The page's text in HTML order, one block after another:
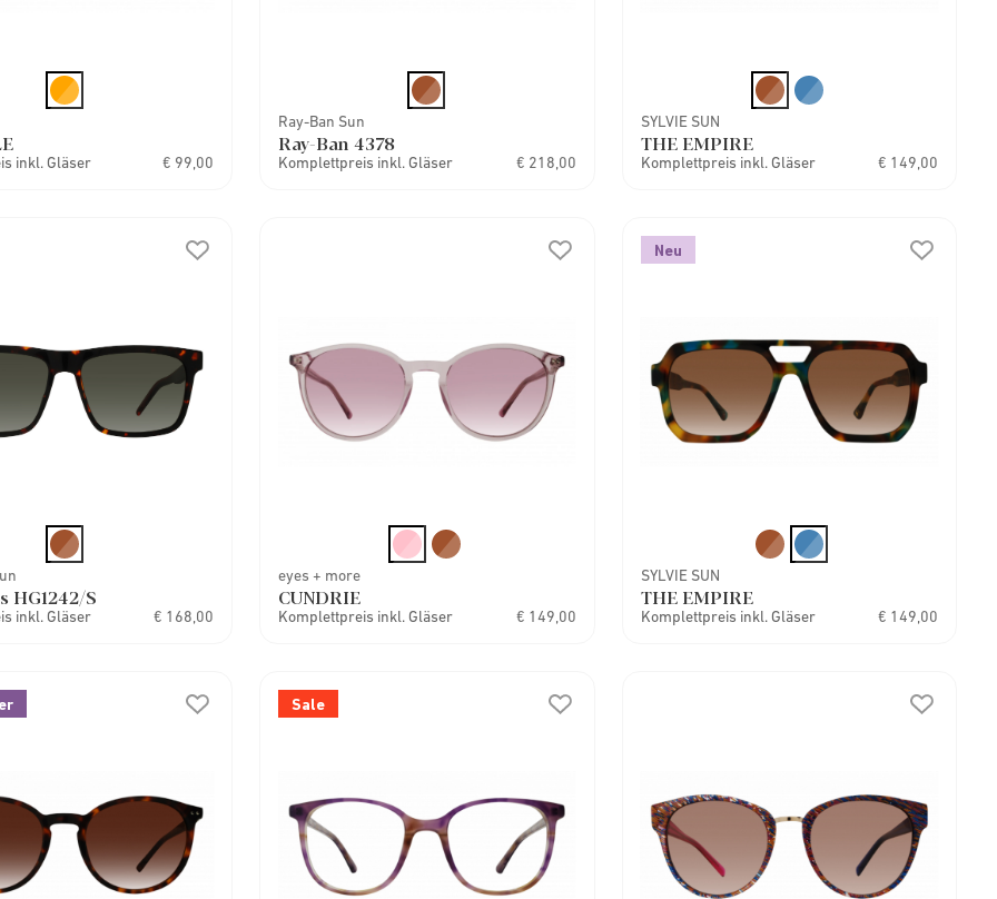
inkl. Gläser € 99,00
Ray-Ban Sun
Ray-Ban 4378
Komplettpreis inkl. Gläser € 218,00
SYLVIE SUN
THE EMPIRE
Komplettpreis inkl. Gläser € 149,00
HG1242/S
inkl. Gläser € 168,00
eyes + more
CUNDRIE
Komplettpreis inkl. Gläser € 149,00
Neu
SYLVIE SUN
THE EMPIRE
Komplettpreis inkl. Gläser € 149,00
Sale